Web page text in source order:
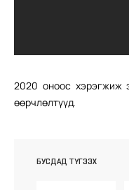
2020 оноос хэрэгжиж
өөрчлөлтүүд.
БУСДАД ТҮГЭЭХ